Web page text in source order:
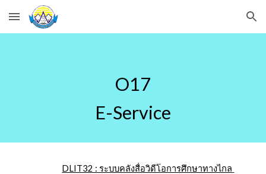
Skip to main content Skip to navigation
O17
E-Service
DLIT32 : ระบบคลังสื่อวิดีโอการศึกษาทางไกล